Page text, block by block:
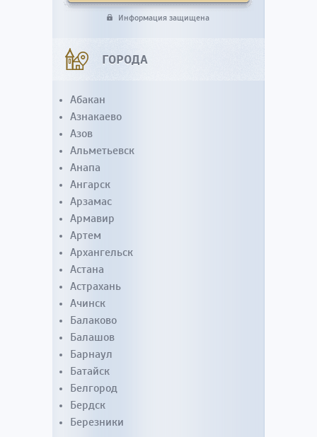
Информация защищена
ГОРОДА
Абакан
Азнакаево
Азов
Альметьевск
Анапа
Ангарск
Арзамас
Армавир
Артем
Архангельск
Астана
Астрахань
Ачинск
Балаково
Балашов
Барнаул
Батайск
Белгород
Бердск
Березники